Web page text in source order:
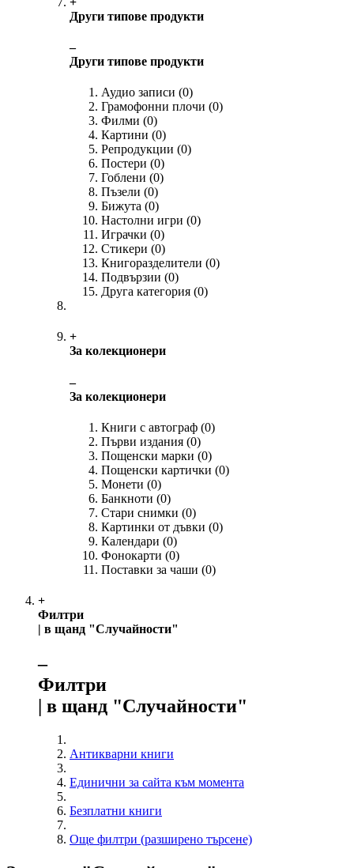
Други типове продукти
‒
Други типове продукти
Аудио записи (0)
Грамофонни плочи (0)
Филми (0)
Картини (0)
Репродукции (0)
Постери (0)
Гоблени (0)
Пъзели (0)
Бижута (0)
Настолни игри (0)
Играчки (0)
Стикери (0)
Книгоразделители (0)
Подвързии (0)
Друга категория (0)
+
За колекционери
‒
За колекционери
Книги с автограф (0)
Първи издания (0)
Пощенски марки (0)
Пощенски картички (0)
Монети (0)
Банкноти (0)
Стари снимки (0)
Картинки от дъвки (0)
Календари (0)
Фонокарти (0)
Поставки за чаши (0)
+
Филтри
| в щанд "Случайности"
‒
Филтри
| в щанд "Случайности"
Антикварни книги
Единични за сайта към момента
Безплатни книги
Още филтри (разширено търсене)